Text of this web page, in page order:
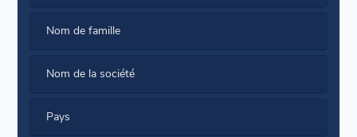
Nom de famille
Nom de la société
Pays